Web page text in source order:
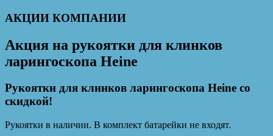
АКЦИИ КОМПАНИИ
Акция на рукоятки для клинков
ларингоскопа Heine
Рукоятки для клинков ларингоскопа Heine со
скидкой!
Рукоятки в наличии. В комплект батарейки не входят.